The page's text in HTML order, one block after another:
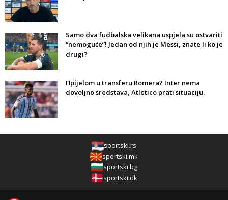
Samo dva fudbalska velikana uspjela su ostvariti
“nemoguće”! Jedan od njih je Messi, znate li ko je
drugi?
Прijelom u transferu Romera? Inter nema
dovoljno sredstava, Atletico prati situaciju.
sportski.rs
sportski.mk
sportski.bg
sportski.dk